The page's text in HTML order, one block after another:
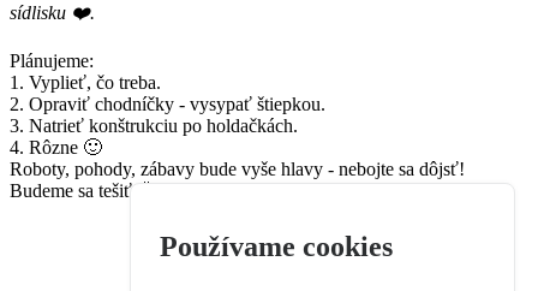
sídlisku ❤️.
Plánujeme:
1. Vyplieť, čo treba.
2. Opraviť chodníčky - vysypať štiepkou.
3. Natrieť konštrukciu po holdačkách.
4. Rôzne 🙂
Roboty, pohody, zábavy bude vyše hlavy - nebojte sa dôjsť!
Budeme sa tešiť 🌞
Používame cookies